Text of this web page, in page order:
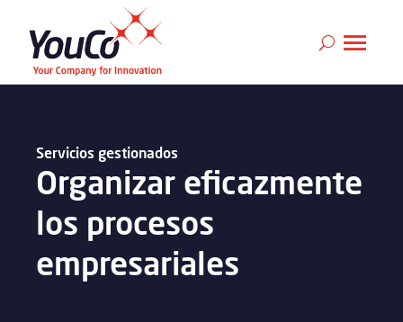
Organizar eficazmente
los procesos
empresariales
Servicios gestionados